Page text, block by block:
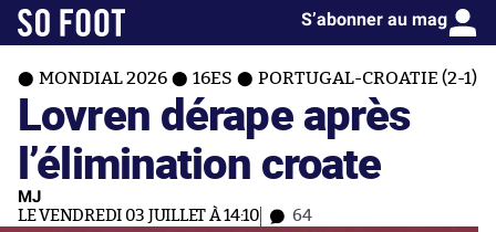
S’abonner au mag
MONDIAL 2026 16ES PORTUGAL-CROATIE (2-1)
Lovren dérape après
l’élimination croate
MJ
LE VENDREDI 03 JUILLET À 14:10 64